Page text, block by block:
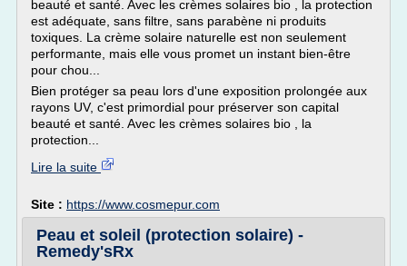
beauté et santé. Avec les crèmes solaires bio , la protection
est adéquate, sans filtre, sans parabène ni produits
toxiques. La crème solaire naturelle est non seulement
performante, mais elle vous promet un instant bien-être
pour chou...
Bien protéger sa peau lors d'une exposition prolongée aux
rayons UV, c'est primordial pour préserver son capital
beauté et santé. Avec les crèmes solaires bio , la
protection...
Lire la suite
Site : https://www.cosmepur.com
Peau et soleil (protection solaire) -
Remedy'sRx